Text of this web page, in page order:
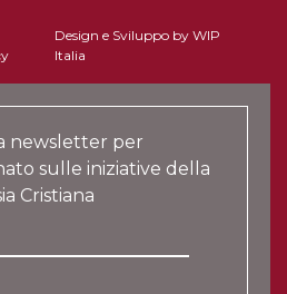
Design e Sviluppo by WIP
Italia
newsletter per
sulle iniziative della
Cristiana